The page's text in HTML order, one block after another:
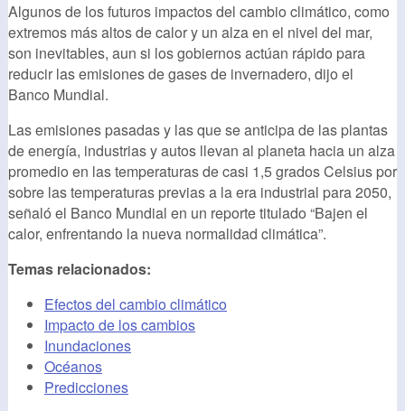
Algunos de los futuros impactos del cambio climático, como
extremos más altos de calor y un alza en el nivel del mar,
son inevitables, aun si los gobiernos actúan rápido para
reducir las emisiones de gases de invernadero, dijo el
Banco Mundial.
Las emisiones pasadas y las que se anticipa de las plantas
de energía, industrias y autos llevan al planeta hacia un alza
promedio en las temperaturas de casi 1,5 grados Celsius por
sobre las temperaturas previas a la era industrial para 2050,
señaló el Banco Mundial en un reporte titulado “Bajen el
calor, enfrentando la nueva normalidad climática”.
Temas relacionados:
Efectos del cambio climático
Impacto de los cambios
Inundaciones
Océanos
Predicciones